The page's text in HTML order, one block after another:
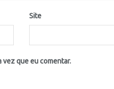
Site
vez que eu comentar.